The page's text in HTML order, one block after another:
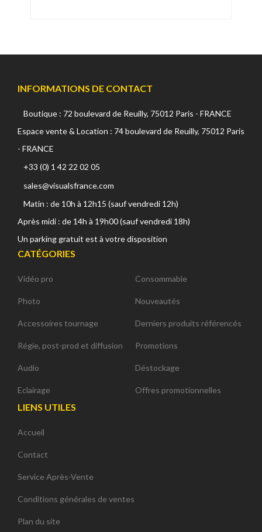
INFORMATIONS DE CONTACT
Boutique : 72 boulevard de Reuilly, 75012 Paris - FRANCE
Espace vente & Location : 74 boulevard de Reuilly, 75012 Paris
- FRANCE
+33 (0) 1 42 22 02 05
sales@visualsfrance.com
Matin : de 10h à 12h15 (sauf vendredi 12h)
Après midi : de 14h à 19h00 (sauf vendredi 18h)
Un parking gratuit est à votre disposition
CATÉGORIES
Vidéo pro
Photo
Accessoires tournage
Régie, post-prod et diffusion
Audio
Eclairage
Consommable
Nouveautés
Derniers produits référencés
Promotions
Déstockage
Offres promotionnelles
LIENS UTILES
Accueil
Contact
Service Après-Vente
Conditions générales de ventes
Plan du site